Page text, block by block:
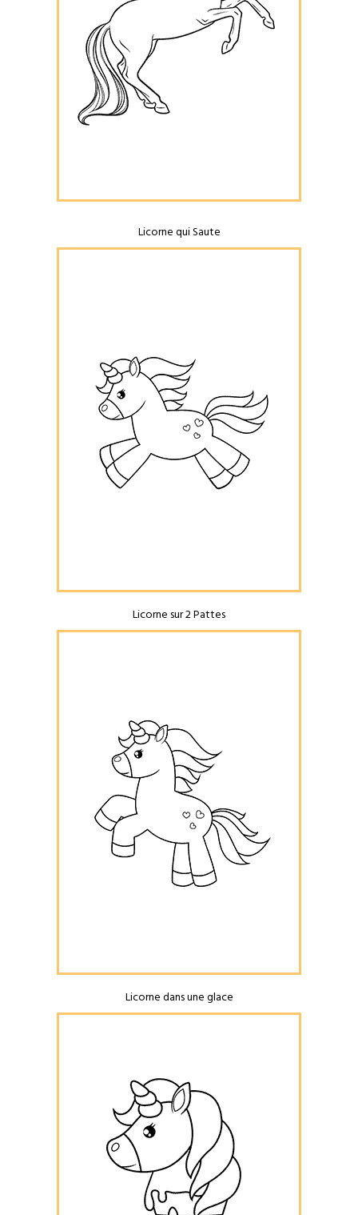
Licorne qui Saute
Licorne sur 2 Pattes
Licorne dans une glace